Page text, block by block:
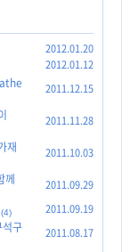
2012.01.20
2012.01.12
2011.12.15
2011.11.28
재
2011.10.03
께
2011.09.29
(4) 2011.09.19
구
2011.08.17